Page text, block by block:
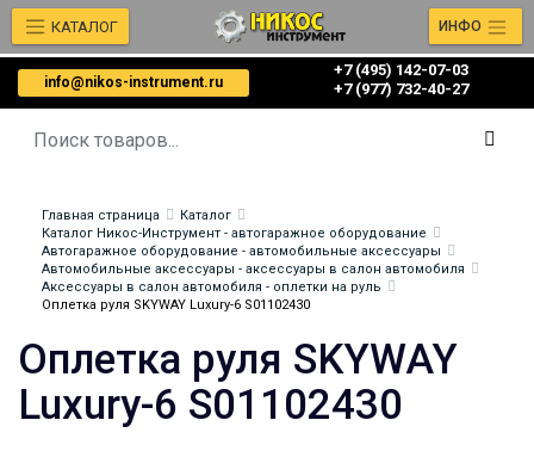
info@nikos-instrument.ru
+7 (495) 142-07-03
‎‎+7 (977) 732-40-27
КАТАЛОГ ИНФО
Главная страница
Каталог
Каталог Никос-Инструмент - автогаражное оборудование
Автогаражное оборудование - автомобильные аксессуары
Автомобильные аксессуары - аксессуары в салон автомобиля
Аксессуары в салон автомобиля - оплетки на руль
Оплетка руля SKYWAY Luxury-6 S01102430
Оплетка руля SKYWAY
Luxury-6 S01102430